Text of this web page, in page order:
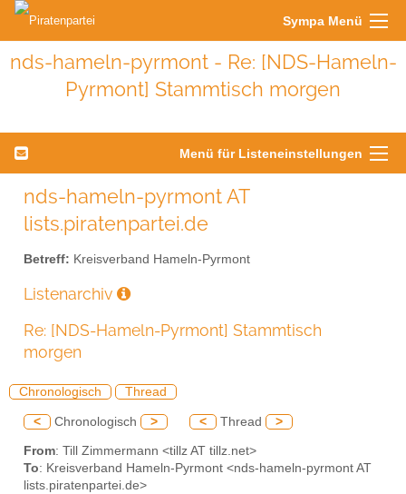
Sympa Menü
nds-hameln-pyrmont - Re: [NDS-Hameln-
Pyrmont] Stammtisch morgen
Menü für Listeneinstellungen
nds-hameln-pyrmont AT
lists.piratenpartei.de
Betreff: Kreisverband Hameln-Pyrmont
Listenarchiv
Re: [NDS-Hameln-Pyrmont] Stammtisch
morgen
Chronologisch Thread
< Chronologisch > < Thread >
From: Till Zimmermann <tillz AT tillz.net>
To: Kreisverband Hameln-Pyrmont <nds-hameln-pyrmont AT
lists.piratenpartei.de>